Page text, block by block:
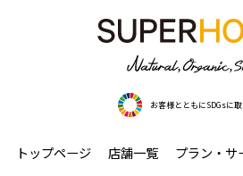
お客様とともにSDGsに
トップページ 店舗一覧 プラン・サ